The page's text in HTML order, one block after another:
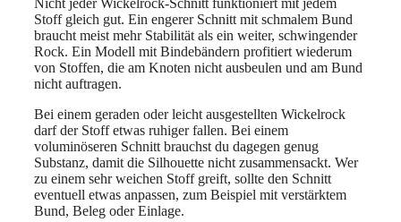
Nicht jeder Wickelrock-Schnitt funktioniert mit jedem
Stoff gleich gut. Ein engerer Schnitt mit schmalem Bund
braucht meist mehr Stabilität als ein weiter, schwingender
Rock. Ein Modell mit Bindebändern profitiert wiederum
von Stoffen, die am Knoten nicht ausbeulen und am Bund
nicht auftragen.
Bei einem geraden oder leicht ausgestellten Wickelrock
darf der Stoff etwas ruhiger fallen. Bei einem
voluminöseren Schnitt brauchst du dagegen genug
Substanz, damit die Silhouette nicht zusammensackt. Wer
zu einem sehr weichen Stoff greift, sollte den Schnitt
eventuell etwas anpassen, zum Beispiel mit verstärktem
Bund, Beleg oder Einlage.